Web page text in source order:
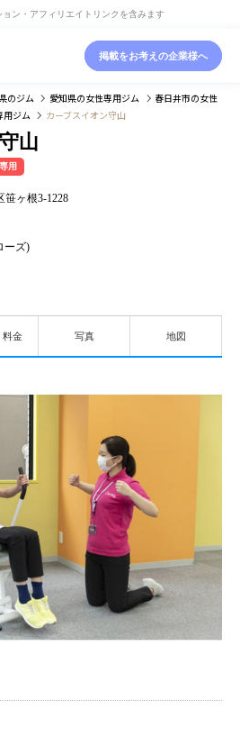
ン・アフィリエイトリンクを含みます
掲載をお考えの企業様へ
のジム 愛知県の女性専用ジム 春日井市の女性
用ジム カーブスイオン守山
山
用
笹ヶ根3-1228
ーズ)
料金 写真 地図